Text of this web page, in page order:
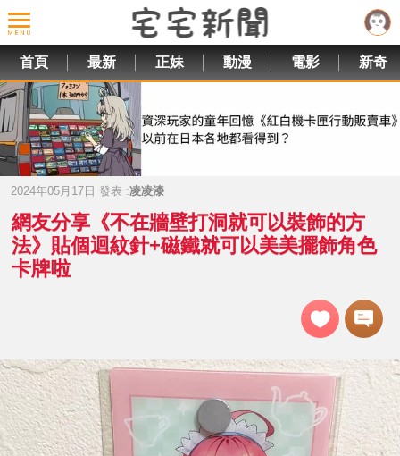
首頁 最新 正妹 動漫 電影 新奇
2024年05月17日 發表 :凌凌漆
網友分享《不在牆壁打洞就可以裝飾的方
法》貼個迴紋針+磁鐵就可以美美擺飾角色
卡牌啦